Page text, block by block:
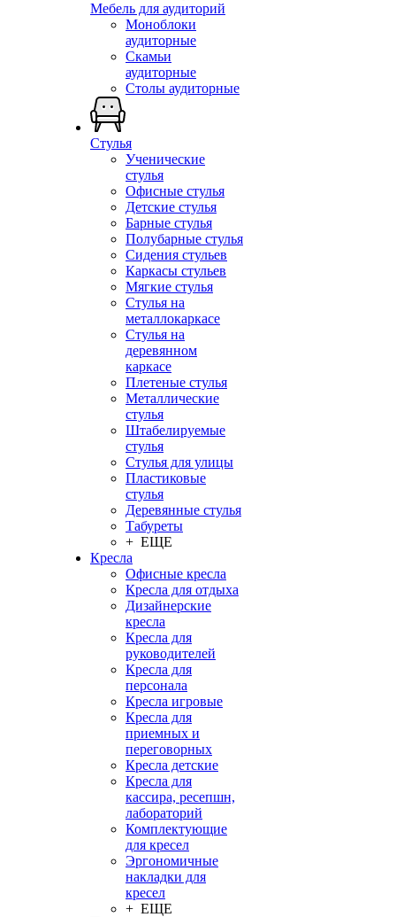
Мебель для аудиторий
Моноблоки
аудиторные
Скамьи
аудиторные
Столы аудиторные
Стулья
Ученические
стулья
Офисные стулья
Детские стулья
Барные стулья
Полубарные стулья
Сидения стульев
Каркасы стульев
Мягкие стулья
Стулья на
металлокаркасе
Стулья на
деревянном
каркасе
Плетеные стулья
Металлические
стулья
Штабелируемые
стулья
Стулья для улицы
Пластиковые
стулья
Деревянные стулья
Табуреты
+ ЕЩЕ
Кресла
Офисные кресла
Кресла для отдыха
Дизайнерские
кресла
Кресла для
руководителей
Кресла для
персонала
Кресла игровые
Кресла для
приемных и
переговорных
Кресла детские
Кресла для
кассира, ресепшн,
лабораторий
Комплектующие
для кресел
Эргономичные
накладки для
кресел
+ ЕЩЕ